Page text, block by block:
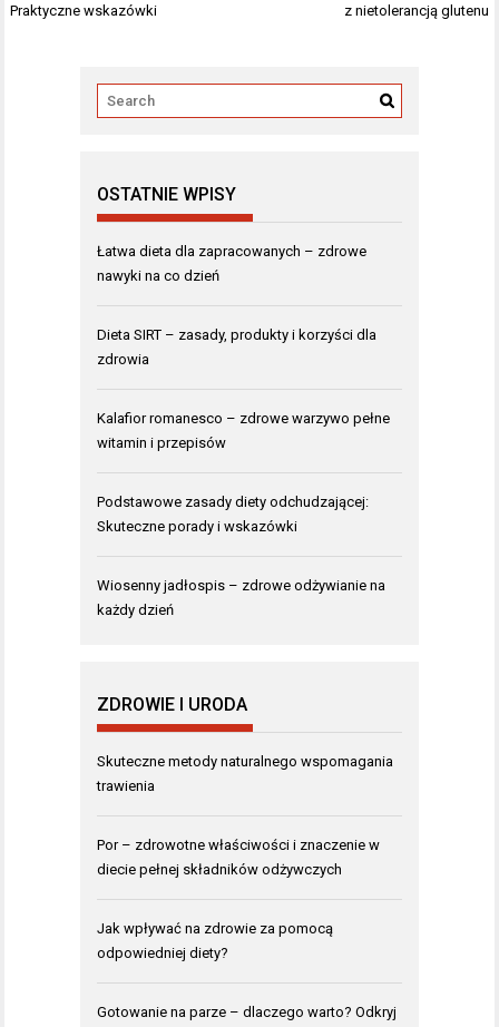
wpisu
Praktyczne wskazówki z nietolerancją glutenu
OSTATNIE WPISY
Łatwa dieta dla zapracowanych – zdrowe
nawyki na co dzień
Dieta SIRT – zasady, produkty i korzyści dla
zdrowia
Kalafior romanesco – zdrowe warzywo pełne
witamin i przepisów
Podstawowe zasady diety odchudzającej:
Skuteczne porady i wskazówki
Wiosenny jadłospis – zdrowe odżywianie na
każdy dzień
ZDROWIE I URODA
Skuteczne metody naturalnego wspomagania
trawienia
Por – zdrowotne właściwości i znaczenie w
diecie pełnej składników odżywczych
Jak wpływać na zdrowie za pomocą
odpowiedniej diety?
Gotowanie na parze – dlaczego warto? Odkryj